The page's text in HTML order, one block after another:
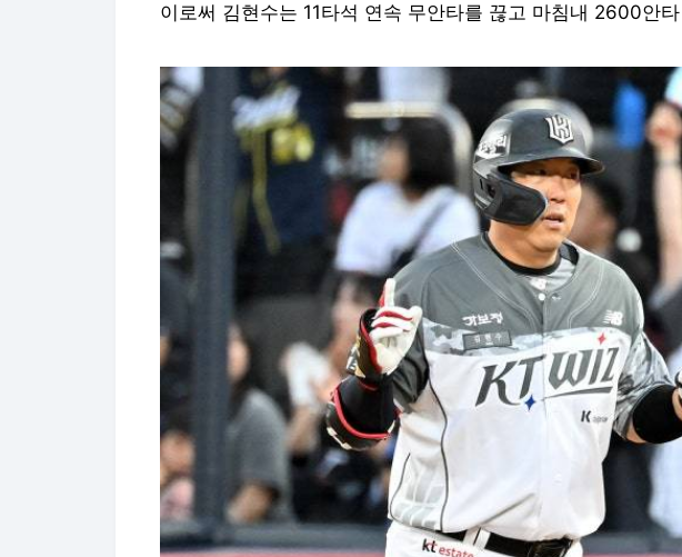
이로써 김현수는 11타석 연속 무안타를 끊고 마침내 2600안